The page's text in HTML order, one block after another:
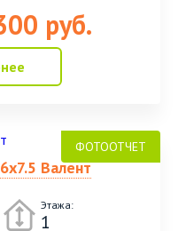
руб.
Валент
Этажа:
1